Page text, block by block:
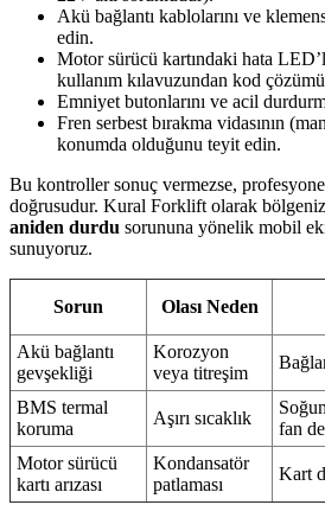
Akü bağlantı kablolarını ve
edin.
Motor sürücü kartındaki hata
kullanım kılavuzundan kod
Emniyet butonlarını ve acil
Fren serbest bırakma vidasının
konumda olduğunu teyit edin.
Bu kontroller sonuç vermezse,
doğrusudur. Kural Forklift olarak
aniden durdu sorununa yönelik mobil
sunuyoruz.
Sorun Olası Neden
Akü bağlantı
gevşekliği
Korozyon
veya titreşim
BMS termal
koruma
Aşırı sıcaklık
fan
Motor sürücü
kartı arızası
Kondansatör
patlaması
Kart